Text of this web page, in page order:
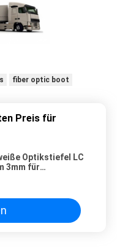
fiber optic boot
Preis für
Optikstiefel LC
3mm für